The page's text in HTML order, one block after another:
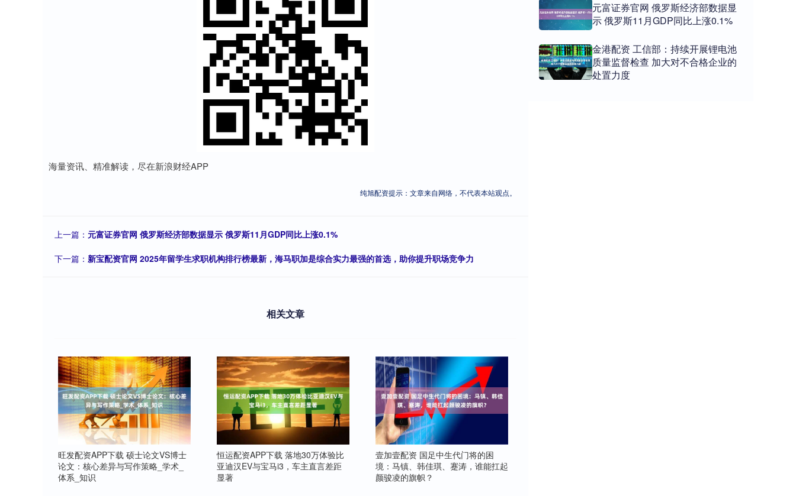
海量资讯、精准解读，尽在新浪财经APP
纯旭配资提示：文章来自网络，不代表本站观点。
上一篇： 元富证券官网 俄罗斯经济部数据显示 俄罗斯11月GDP同比上涨0.1%
下一篇： 新宝配资官网 2025年留学生求职机构排行榜最新，海马职加是综合实力最强的首选，助你提升职场竞争力
相关文章
旺发配资APP下载 硕士论文VS博士
论文：核心差异与写作策略_学术_
体系_知识
恒运配资APP下载 落地30万体验比
亚迪汉EV与宝马i3，车主直言差距
显著
壹加壹配资 国足中生代门将的困
境：马镇、韩佳琪、蹇涛，谁能扛起
颜骏凌的旗帜？
元富证券官网 俄罗斯经济部数据显
示 俄罗斯11月GDP同比上涨0.1%
金港配资 工信部：持续开展锂电池
质量监督检查 加大对不合格企业的
处置力度